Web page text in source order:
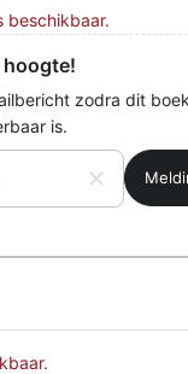
beschikbaar.
hoogte!
zodra dit
is.